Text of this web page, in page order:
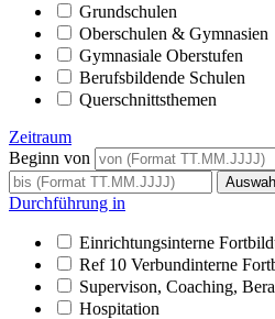
Grundschulen
Oberschulen & Gymnasien
Gymnasiale Oberstufen
Berufsbildende Schulen
Querschnittsthemen
Zeitraum
Beginn von
Durchführung in
Einrichtungsinterne
Ref 10 Verbundinterne
Supervison, Coaching,
Hospitation